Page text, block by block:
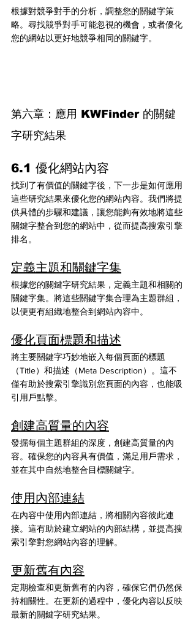
根據對競爭對手的分析，調整您的關鍵字策
略。尋找競爭對手可能忽視的機會，或者優化
您的網站以更好地競爭相同的關鍵字。
第六章：應用 KWFinder 的關鍵
字研究結果
6.1 優化網站內容
找到了有價值的關鍵字後，下一步是如何應用
這些研究結果來優化您的網站內容。我們將提
供具體的步驟和建議，讓您能夠有效地將這些
關鍵字整合到您的網站中，從而提高搜索引擎
排名。
定義主題和關鍵字集
根據您的關鍵字研究結果，定義主題和相關的
關鍵字集。將這些關鍵字集合理為主題群組，
以便更有組織地整合到網站內容中。
優化頁面標題和描述
將主要關鍵字巧妙地嵌入每個頁面的標題
（Title）和描述（Meta Description）。這不
僅有助於搜索引擎識別您頁面的內容，也能吸
引用戶點擊。
創建高質量的內容
發掘每個主題群組的深度，創建高質量的內
容。確保您的內容具有價值，滿足用戶需求，
並在其中自然地整合目標關鍵字。
使用內部連結
在內容中使用內部連結，將相關內容彼此連
接。這有助於建立網站的內部結構，並提高搜
索引擎對您網站內容的理解。
更新舊有內容
定期檢查和更新舊有的內容，確保它們仍然保
持相關性。在更新的過程中，優化內容以反映
最新的關鍵字研究結果。